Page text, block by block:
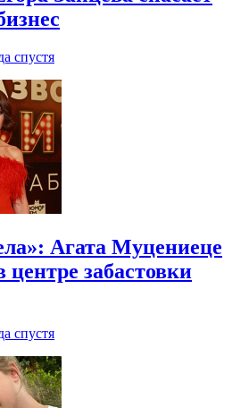
спустя
Агата Муцениеце
центре забастовки
спустя